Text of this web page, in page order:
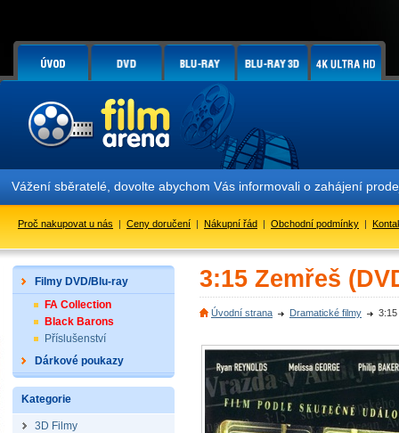
Vážení sběratelé, dovolte abychom Vás informovali o zahájení
Proč nakupovat u nás | Ceny doručení | Nákupní řád | Obchodní podmínky |
Filmy DVD/Blu-ray
FA Collection
Black Barons
Příslušenství
Dárkové poukazy
Kategorie
3D Filmy
3:15 Zemřeš
Úvodní strana Dramatické filmy